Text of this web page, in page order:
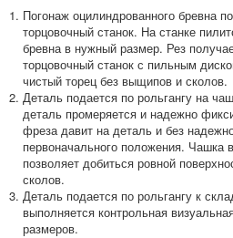
Фото и видео
Видео
Контакты
Искать...
Погонаж оцилиндрованного бревна
торцовочный станок. На станке
бревна в нужный размер. Рез
торцовочный станок с пильным
чистый торец без выщипов и сколов.
Деталь подается по рольгангу на
деталь промеряется и надежно
фреза давит на деталь и без
первоначального положения. Чашка
позволяет добиться ровной
сколов.
Деталь подается по рольгангу к
выполняется контрольная
размеров.